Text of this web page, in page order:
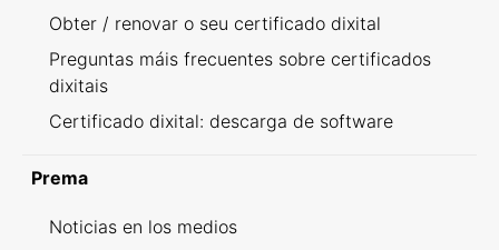
Obter / renovar o seu certificado dixital
Preguntas máis frecuentes sobre certificados
dixitais
Certificado dixital: descarga de software
Prema
Noticias en los medios